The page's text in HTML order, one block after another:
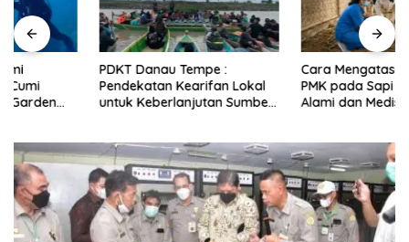
PDKT Danau Tempe :
Pendekatan Kearifan Lokal
untuk Keberlanjutan Sumber
Cara Mengatasi Penyakit
PMK pada Sapi Perah Secara
Alami dan Medis